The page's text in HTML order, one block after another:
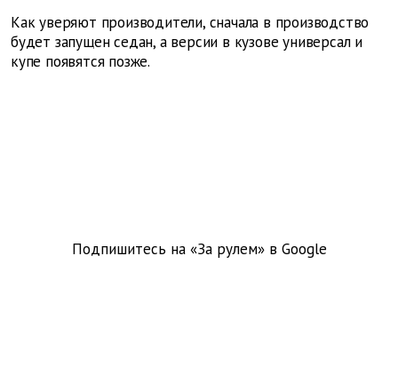
Как уверяют производители, сначала в производство
будет запущен седан, а версии в кузове универсал и
купе появятся позже.
Подпишитесь на «За рулем» в Google